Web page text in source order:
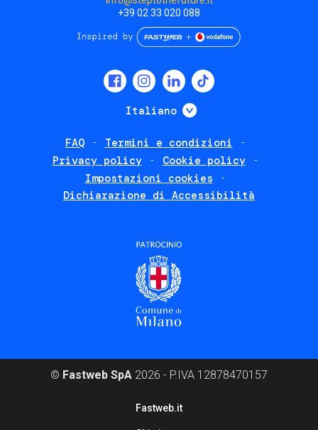
+39 02 33 020 088
Italiano Mostra ulteriori
FAQ
Termini e condizioni
Privacy policy
Cookie policy
Impostazioni cookies
Dichiarazione di Accessibilità
© Fastweb SpA 2026 - P.IVA 12878470157
Fastweb.it